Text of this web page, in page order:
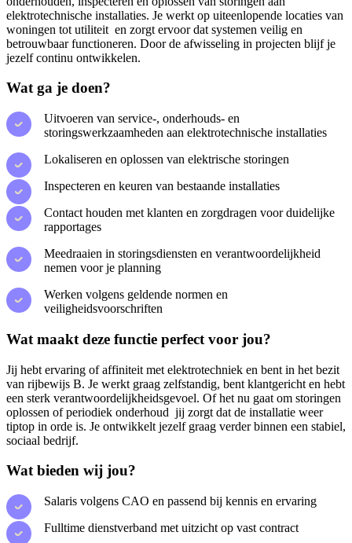
elektrotechnische installaties. Je werkt op uiteenlopende locaties van
woningen tot utiliteit en zorgt ervoor dat systemen veilig en
betrouwbaar functioneren. Door de afwisseling in projecten blijf je
jezelf continu ontwikkelen.
Wat ga je doen?
Uitvoeren van service-, onderhouds- en
storingswerkzaamheden aan elektrotechnische installaties
Lokaliseren en oplossen van elektrische storingen
Inspecteren en keuren van bestaande installaties
Contact houden met klanten en zorgdragen voor duidelijke
rapportages
Meedraaien in storingsdiensten en verantwoordelijkheid
nemen voor je planning
Werken volgens geldende normen en
veiligheidsvoorschriften
Wat maakt deze functie perfect voor jou?
Jij hebt ervaring of affiniteit met elektrotechniek en bent in het bezit
van rijbewijs B. Je werkt graag zelfstandig, bent klantgericht en hebt
een sterk verantwoordelijkheidsgevoel. Of het nu gaat om storingen
oplossen of periodiek onderhoud jij zorgt dat de installatie weer
tiptop in orde is. Je ontwikkelt jezelf graag verder binnen een stabiel,
sociaal bedrijf.
Wat bieden wij jou?
Salaris volgens CAO en passend bij kennis en ervaring
Fulltime dienstverband met uitzicht op vast contract